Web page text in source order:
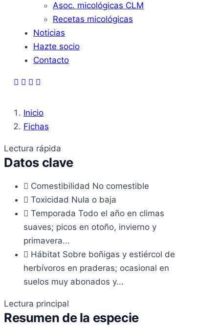
Asoc. micológicas CLM
Recetas micológicas
Noticias
Hazte socio
Contacto
Inicio
Fichas
Lectura rápida
Datos clave
Comestibilidad No comestible
Toxicidad Nula o baja
Temporada Todo el año en climas
suaves; picos en otoño, invierno y
primavera...
Hábitat Sobre boñigas y estiércol de
herbívoros en praderas; ocasional en
suelos muy abonados y...
Lectura principal
Resumen de la especie